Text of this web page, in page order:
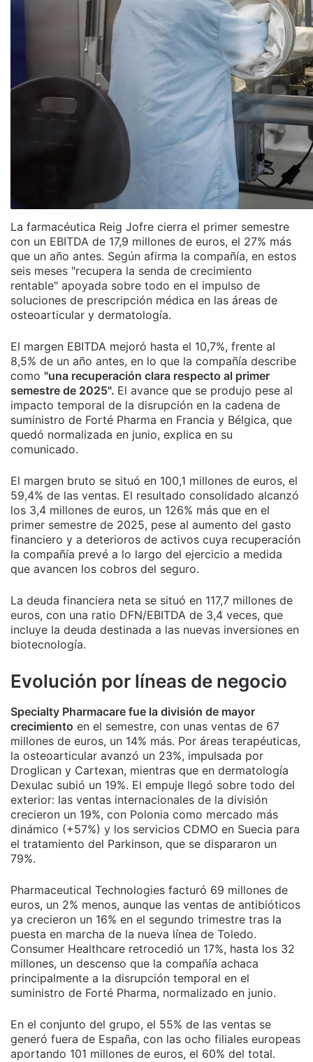
La farmacéutica Reig Jofre cierra el primer semestre
con un EBITDA de 17,9 millones de euros, el 27% más
que un año antes. Según afirma la compañía, en estos
seis meses "recupera la senda de crecimiento
rentable" apoyada sobre todo en el impulso de
soluciones de prescripción médica en las áreas de
osteoarticular y dermatología.
El margen EBITDA mejoró hasta el 10,7%, frente al
8,5% de un año antes, en lo que la compañía describe
como "una recuperación clara respecto al primer
semestre de 2025". El avance que se produjo pese al
impacto temporal de la disrupción en la cadena de
suministro de Forté Pharma en Francia y Bélgica, que
quedó normalizada en junio, explica en su
comunicado.
El margen bruto se situó en 100,1 millones de euros, el
59,4% de las ventas. El resultado consolidado alcanzó
los 3,4 millones de euros, un 126% más que en el
primer semestre de 2025, pese al aumento del gasto
financiero y a deterioros de activos cuya recuperación
la compañía prevé a lo largo del ejercicio a medida
que avancen los cobros del seguro.
La deuda financiera neta se situó en 117,7 millones de
euros, con una ratio DFN/EBITDA de 3,4 veces, que
incluye la deuda destinada a las nuevas inversiones en
biotecnología.
Evolución por líneas de negocio
Specialty Pharmacare fue la división de mayor
crecimiento en el semestre, con unas ventas de 67
millones de euros, un 14% más. Por áreas terapéuticas,
la osteoarticular avanzó un 23%, impulsada por
Droglican y Cartexan, mientras que en dermatología
Dexulac subió un 19%. El empuje llegó sobre todo del
exterior: las ventas internacionales de la división
crecieron un 19%, con Polonia como mercado más
dinámico (+57%) y los servicios CDMO en Suecia para
el tratamiento del Parkinson, que se dispararon un
79%.
Pharmaceutical Technologies facturó 69 millones de
euros, un 2% menos, aunque las ventas de antibióticos
ya crecieron un 16% en el segundo trimestre tras la
puesta en marcha de la nueva línea de Toledo.
Consumer Healthcare retrocedió un 17%, hasta los 32
millones, un descenso que la compañía achaca
principalmente a la disrupción temporal en el
suministro de Forté Pharma, normalizado en junio.
En el conjunto del grupo, el 55% de las ventas se
generó fuera de España, con las ocho filiales europeas
aportando 101 millones de euros, el 60% del total.